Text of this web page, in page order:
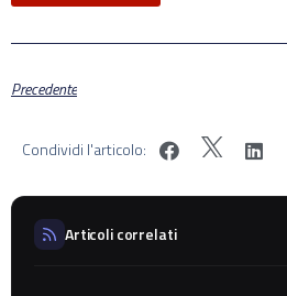
Precedente
Condividi l'articolo:
Articoli correlati